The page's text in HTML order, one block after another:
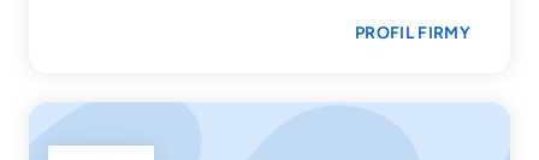
PROFIL FIRMY